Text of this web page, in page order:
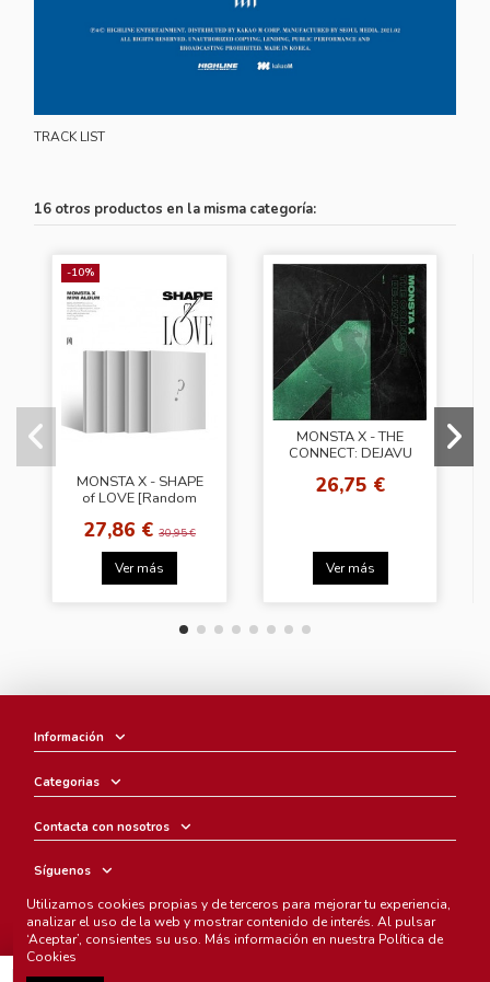
TRACK LIST
16 otros productos en la misma categoría:
-10%
MONSTA X - SHAPE
of LOVE [Random
27,86 €30,95 €
Ver más
MONSTA X - THE
CONNECT: DEJAVU
26,75 €
Ver más
Información
Categorias
Contacta con nosotros
Síguenos
Boletín
Utilizamos cookies propias y de terceros para mejorar tu experiencia,
analizar el uso de la web y mostrar contenido de interés. Al pulsar
‘Aceptar’, consientes su uso. Más información en nuestra Política de
Cookies